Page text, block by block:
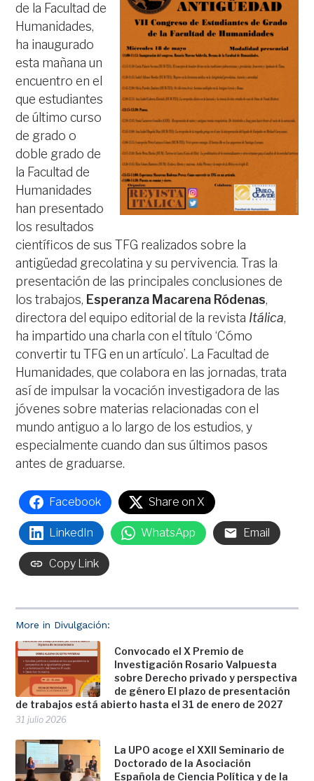
More in Divulgación:
Convocado el X Premio de
Investigación Rosario Valpuesta
sobre Derecho privado y perspectiva
de género El plazo de presentación
de trabajos está abierto hasta el 31 de enero de 2027
31 julio 2026
La UPO acoge el XXII Seminario de
Doctorado de la Asociación
Española de Ciencia Política y de la
de la Facultad de
Humanidades,
ha inaugurado
esta mañana un
encuentro en el
que estudiantes
de último curso
de grado o
doble grado de
la Facultad de
Humanidades
han presentado
los resultados
científicos de sus TFG realizados sobre la
antigüedad grecolatina y su pervivencia. Tras la
presentación de las principales conclusiones de
los trabajos, Esperanza Macarena Ródenas,
directora del equipo editorial de la revista Itálica,
ha impartido una charla con el título ‘Cómo
convertir tu TFG en un artículo’. La Facultad de
Humanidades, que colabora en las jornadas, trata
así de impulsar la vocación investigadora de las
jóvenes sobre materias relacionadas con el
mundo antiguo a lo largo de los estudios, y
especialmente cuando dan sus últimos pasos
antes de graduarse.
Facebook Share on X
LinkedIn WhatsApp Email
Copy Link